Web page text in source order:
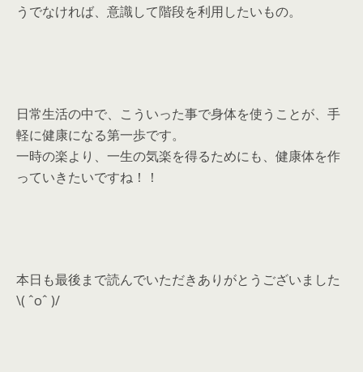
うでなければ、意識して階段を利用したいもの。
日常生活の中で、こういった事で身体を使うことが、手
軽に健康になる第一歩です。
一時の楽より、一生の気楽を得るためにも、健康体を作
っていきたいですね！！
本日も最後まで読んでいただきありがとうございました
\( ˆoˆ )/